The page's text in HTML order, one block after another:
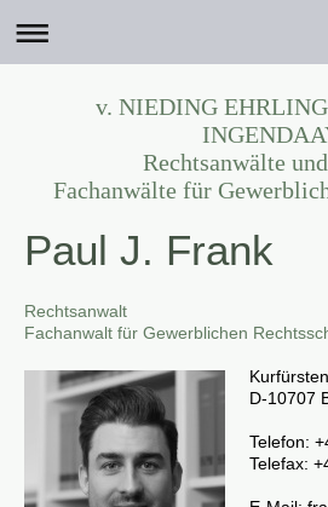
v. NIEDING
Rechtsanwälte
Fachanwälte für
Paul J. Frank
Rechtsanwalt
Fachanwalt für Gewerblichen
D-10707
Telefon:
Telefax: